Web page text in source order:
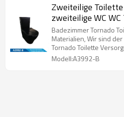
Zweiteilige
zweiteilige WC
Badezimmer Tornado
Materialien, Wir sind
Tornado Toilette
Modell:A3992-B